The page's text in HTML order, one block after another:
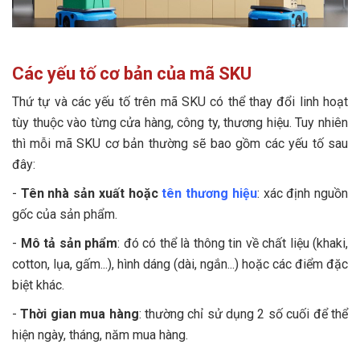
Các yếu tố cơ bản của mã SKU
Thứ tự và các yếu tố trên mã SKU có thể thay đổi linh hoạt
tùy thuộc vào từng cửa hàng, công ty, thương hiệu. Tuy nhiên
thì mỗi mã SKU cơ bản thường sẽ bao gồm các yếu tố sau
đây:
- Tên nhà sản xuất hoặctên thương hiệu: xác định nguồn
gốc của sản phẩm.
- Mô tả sản phẩm: đó có thể là thông tin về chất liệu (khaki,
cotton, lụa, gấm...), hình dáng (dài, ngắn...) hoặc các điểm đặc
biệt khác.
- Thời gian mua hàng: thường chỉ sử dụng 2 số cuối để thể
hiện ngày, tháng, năm mua hàng.